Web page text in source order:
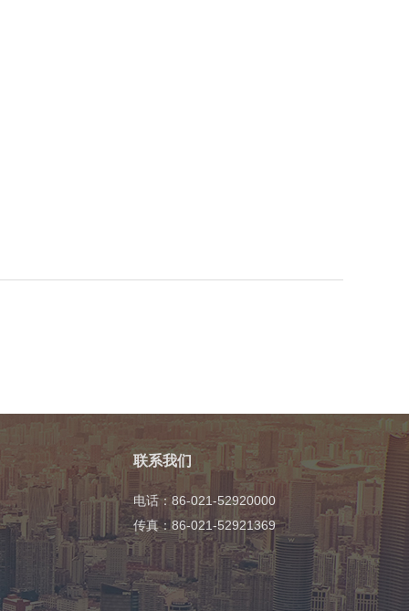
联系我们
电话：86-021-52920000
传真：86-021-52921369